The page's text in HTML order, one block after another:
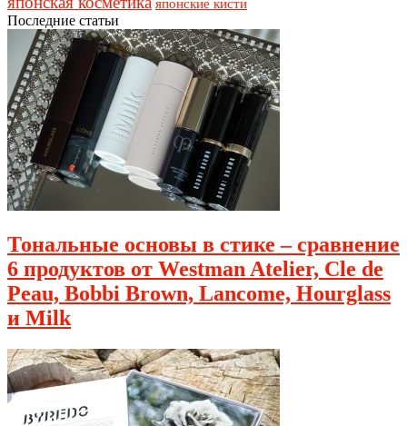
Последние статьи
Тональные основы в стике – сравнение
6 продуктов от Westman Atelier, Cle de
Peau, Bobbi Brown, Lancome, Hourglass
и Milk